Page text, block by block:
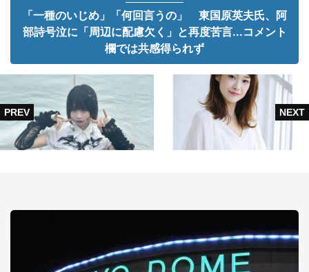
「一種のいじめ」「何回言うの」 東国原英夫氏、阿
部詩号泣に「周辺に配慮欠く」と再度苦言...コメント
欄では共感得られず